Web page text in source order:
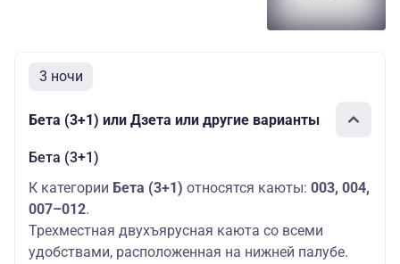
3 ночи
Бета (3+1) или Дзета или другие варианты
Бета (3+1)
К категории Бета (3+1) относятся каюты: 003, 004,
007–012.
Трехместная двухъярусная каюта со всеми
удобствами, расположенная на нижней палубе.